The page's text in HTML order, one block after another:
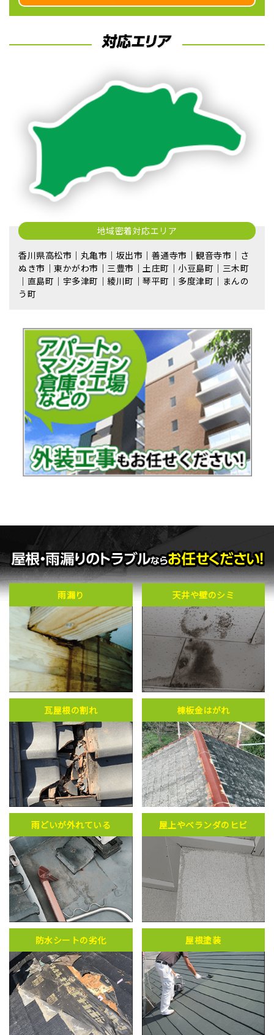
地域密着対応エリア
香川県高松市｜丸亀市｜坂出市｜善通寺市｜観音寺市｜さ
ぬき市｜東かがわ市｜三豊市｜土庄町｜小豆島町｜三木町
｜直島町｜宇多津町｜綾川町｜琴平町｜多度津町｜まんの
う町
雨漏り 天井や壁のシミ
瓦屋根の割れ 棟板金はがれ
雨どいが外れている 屋上やベランダのヒビ
防水シートの劣化 屋根塗装